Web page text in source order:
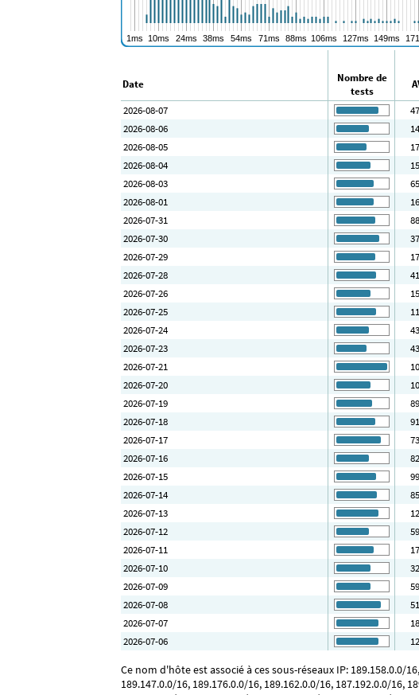
Date
Nombre de
tests
2026-08-07
47
2026-08-06
2026-08-05
2026-08-04
2026-08-03
65
2026-08-01
2026-07-31
88
2026-07-30
37
2026-07-29
2026-07-28
41
2026-07-26
2026-07-25
2026-07-24
43
2026-07-23
43
2026-07-21
2026-07-20
2026-07-19
89
2026-07-18
91
2026-07-17
73
2026-07-16
82
2026-07-15
99
2026-07-14
85
2026-07-13
2026-07-12
59
2026-07-11
2026-07-10
2026-07-09
59
2026-07-08
51
2026-07-07
2026-07-06
Ce nom d'hôte est associé à ces sous-réseaux IP: 189.158.0.0/
189.147.0.0/16, 189.176.0.0/16, 189.162.0.0/16, 187.192.0.0/16,